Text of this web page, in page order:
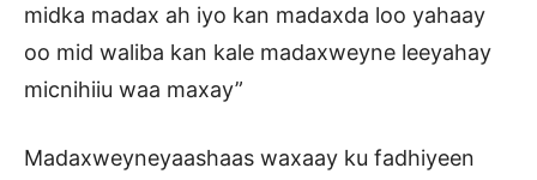
midka madax ah iyo kan madaxda loo yahaay
oo mid waliba kan kale madaxweyne leeyahay
micnihiiu waa maxay”
Madaxweyneyaashaas waxaay ku fadhiyeen